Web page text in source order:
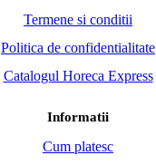
Termene si conditii
Politica de confidentialitate
Catalogul Horeca Express
Informatii
Cum platesc